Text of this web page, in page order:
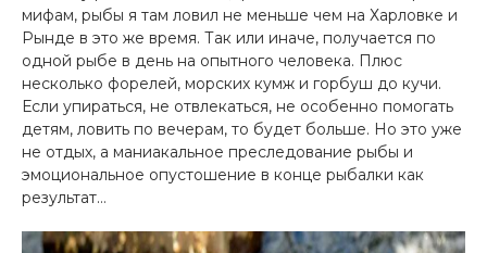
мифам, рыбы я там ловил не меньше чем на Харловке и
Рынде в это же время. Так или иначе, получается по
одной рыбе в день на опытного человека. Плюс
несколько форелей, морских кумж и горбуш до кучи.
Если упираться, не отвлекаться, не особенно помогать
детям, ловить по вечерам, то будет больше. Но это уже
не отдых, а маниакальное преследование рыбы и
эмоциональное опустошение в конце рыбалки как
результат…